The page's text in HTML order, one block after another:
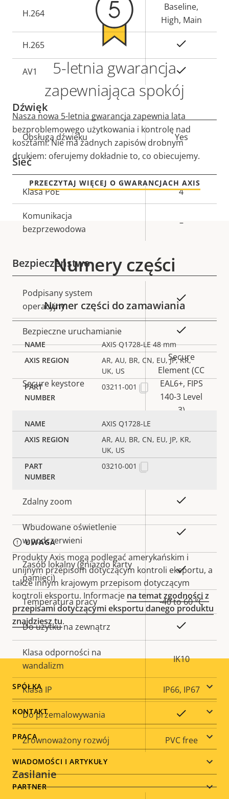
H.264
Baseline,
High, Main
H.265
AV1
Dźwięk
Opis
nieruchomości
Wartość
nieruchomości
Obsługa dźwięku Yes
Sieć
Opis
nieruchomości
Wartość
nieruchomości
Klasa PoE 4
Komunikacja
bezprzewodowa
–
Bezpieczeństwo
Opis
nieruchomości
nieruchomości
Podpisany system
operacyjny
Bezpieczne uruchamianie
Secure keystore
Secure
Element (CC
EAL6+, FIPS
140-3 Level
3)
Ogólne
Opis
Wartość
nieruchomości
Zdalne ustawianie ostrości
Zdalny zoom
Wbudowane oświetlenie
w podczerwieni
Zasób lokalny (gniazdo karty
pamięci)
Tak
Temperatura pracy -40 to 60 °C
Do użytku na zewnątrz
Klasa odporności na
wandalizm
IK10
Klasa IP IP66, IP67
Do przemalowywania
Zrównoważony rozwój PVC free
Zasilanie
5-letnia gwarancja
zapewniająca spokój
Nasza nowa 5-letnia gwarancja zapewnia lata
bezproblemowego użytkowania i kontrolę nad
kosztami. Nie ma żadnych zapisów drobnym
drukiem: oferujemy dokładnie to, co obiecujemy.
PRZECZYTAJ WIĘCEJ O GWARANCJACH AXIS
Numery części
Numer części do zamawiania
AXIS Q1728-LE 48 mm
AR, AU, BR, CN, EU, JP, KR,
UK, US
03211-001
AXIS Q1728-LE
AR, AU, BR, CN, EU, JP, KR,
UK, US
03210-001
UWAGA
Produkty Axis mogą podlegać amerykańskim i
unijnym przepisom dotyczącym kontroli eksportu, a
także innym krajowym przepisom dotyczącym
kontroli eksportu. Informacje na temat zgodności z
przepisami dotyczącymi eksportu danego produktu
znajdziesz tu.
Footer
menu
SPÓŁKA
KONTAKT
PRACA
WIADOMOŚCI I ARTYKUŁY
PARTNER